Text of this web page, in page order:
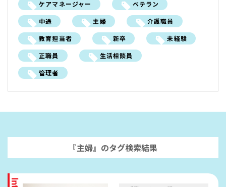
ケアマネージャー
ベテラン
中途
主婦
介護職員
教育担当者
新卒
未経験
正職員
生活相談員
管理者
『主婦』のタグ検索結果